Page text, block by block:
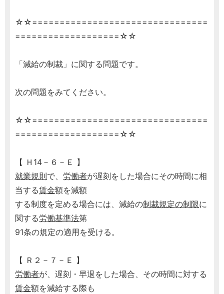
☆☆================================
===================☆☆
「減給の制裁」に関する問題です。
次の問題をみてください。
☆☆================================
===================☆☆
【 Ｈ14－６－Ｅ 】
就業規則で、 労働者が遅刻をした場合にその時間に相
当する賃金額を減額
する制度を定める場合には、減給の制裁規定の制限に
関する労働基準法第
91条の規定の適用を受ける。
【 Ｒ２－７－Ｅ 】
労働者が、遅刻・早退をした場合、その時間に対する
賃金額を減給する際も